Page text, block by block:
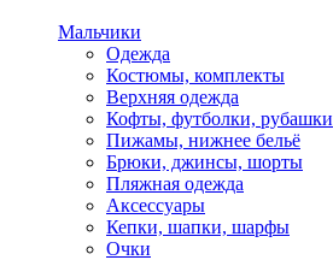
Мальчики
Одежда
Костюмы, комплекты
Верхняя одежда
Кофты, футболки, рубашки
Пижамы, нижнее бельё
Брюки, джинсы, шорты
Пляжная одежда
Аксессуары
Кепки, шапки, шарфы
Очки